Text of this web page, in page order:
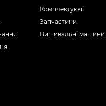
Комплектуючі
Запчастини
Вишивальні машини